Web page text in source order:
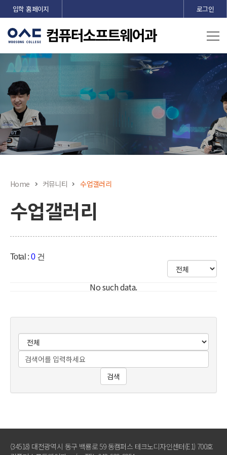
입학 홈페이지 로그인
Home 커뮤니티 수업갤러리
수업갤러리
Total :0건
No such data.
검색
(34518) 대전광역시 동구 백룡로 59 동캠퍼스 테크노디자인센터(E1) 700호